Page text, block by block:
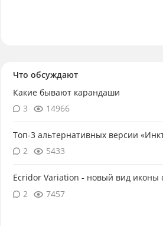
Что обсуждают
Какие бывают карандаши
3
14966
Топ-3 альтернативных версии
2
5433
Ecridor Variation - новый вид иконы
2
7457